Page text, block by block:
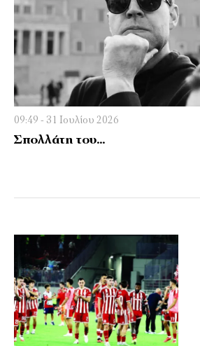
09:49 - 31 Ιουλίου 2026
Σπολλάτη του…